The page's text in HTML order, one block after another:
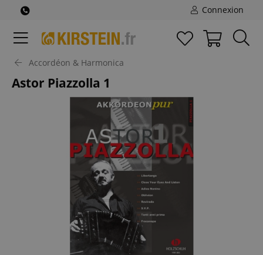
Connexion
Accordéon & Harmonica
Astor Piazzolla 1